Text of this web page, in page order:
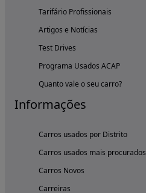
Tarifário Profissionais
Artigos e Notícias
Test Drives
Programa Usados ACAP
Quanto vale o seu carro?
Informações
Carros usados por Distrito
Carros usados mais procurados
Carros Novos
Carreiras